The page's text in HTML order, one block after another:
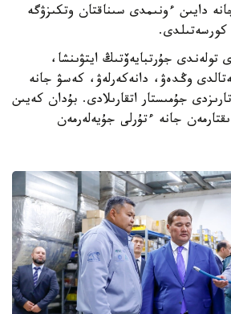
دايىن ءونىمدى سىناقتان وتكىزۋگە
كورسەتىلدى.
تولەندى جۇرتبايەۆتىڭ ايتۋىنشا،
وڭدەۋ، دانەكەرلەۋ، كەسۋ جانە
جۇمىستار اتقارىلادى. بۇدان كەيىن
جانە ءتۇرلى جۇيەلەرمەن